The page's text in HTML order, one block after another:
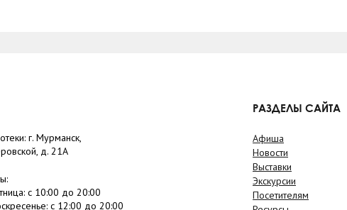
г. Мурманск,
д. 21А
: с 10:00 до 20:00
: c 12:00 до 20:00
РАЗДЕЛЫ САЙТА
Афиша
Новости
Выставки
Экскурсии
Посетителям